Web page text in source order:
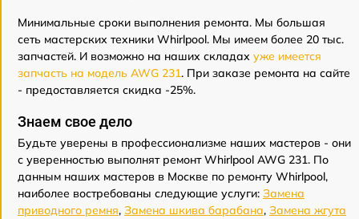
Минимальные сроки выполнения ремонта. Мы большая
сеть мастерских техники Whirlpool. Мы имеем более 20 тыс.
запчастей. И возможно на наших складах уже имеется
запчасть на модель AWG 231. При заказе ремонта на сайте
- предоставляется скидка -25%.
Знаем свое дело
Будьте уверены в профессионализме наших мастеров - они
с уверенностью выполнят ремонт Whirlpool AWG 231. По
данным наших мастеров в Москве по ремонту Whirlpool,
наиболее востребованы следующие услуги: Замена
приводного ремня, Замена шкива барабана, Замена жгута